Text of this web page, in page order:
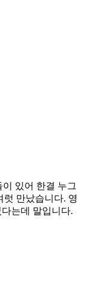
있어 한결 누그
럿 만났습니다. 영
는데 말입니다.